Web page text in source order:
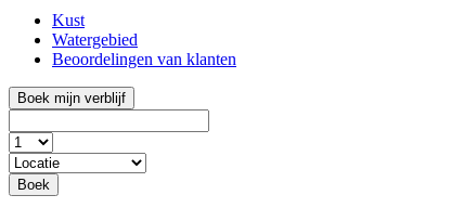
Kust
Watergebied
Beoordelingen van klanten
Boek mijn verblijf
Boek